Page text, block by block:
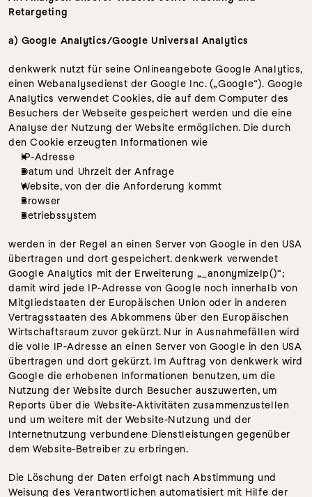
Retargeting
a) Google Analytics/Google Universal Analytics
denkwerk nutzt für seine Onlineangebote Google Analytics,
einen Webanalysedienst der Google Inc. („Google“). Google
Analytics verwendet Cookies, die auf dem Computer des
Besuchers der Webseite gespeichert werden und die eine
Analyse der Nutzung der Website ermöglichen. Die durch
den Cookie erzeugten Informationen wie
IP-Adresse
Datum und Uhrzeit der Anfrage
Website, von der die Anforderung kommt
Browser
Betriebssystem
werden in der Regel an einen Server von Google in den USA
übertragen und dort gespeichert. denkwerk verwendet
Google Analytics mit der Erweiterung „_anonymizeIp()“;
damit wird jede IP-Adresse von Google noch innerhalb von
Mitgliedstaaten der Europäischen Union oder in anderen
Vertragsstaaten des Abkommens über den Europäischen
Wirtschaftsraum zuvor gekürzt. Nur in Ausnahmefällen wird
die volle IP-Adresse an einen Server von Google in den USA
übertragen und dort gekürzt. Im Auftrag von denkwerk wird
Google die erhobenen Informationen benutzen, um die
Nutzung der Website durch Besucher auszuwerten, um
Reports über die Website-Aktivitäten zusammenzustellen
und um weitere mit der Website-Nutzung und der
Internetnutzung verbundene Dienstleistungen gegenüber
dem Website-Betreiber zu erbringen.
Die Löschung der Daten erfolgt nach Abstimmung und
Weisung des Verantwortlichen automatisiert mit Hilfe der